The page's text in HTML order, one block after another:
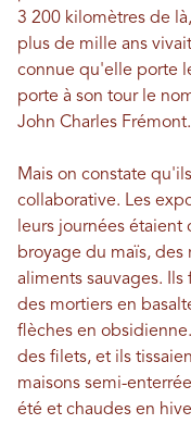
3 200 kilomètres de
plus de mille ans
connue qu'elle porte
porte à son tour le
John Charles Frémont.
Mais on constate
collaborative. Les
leurs journées étaient
broyage du maïs, des
aliments sauvages.
des mortiers en
flèches en
des filets, et ils
maisons semi-
été et chaudes en